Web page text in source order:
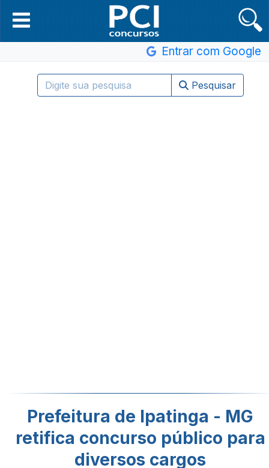
Entrar com Google
Pesquisar
Prefeitura de Ipatinga - MG
retifica concurso público para
diversos cargos